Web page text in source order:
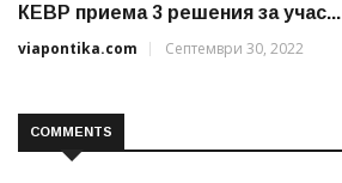
КЕВР приема 3 решения за учас...
viapontika.com
Септември 30, 2022
COMMENTS